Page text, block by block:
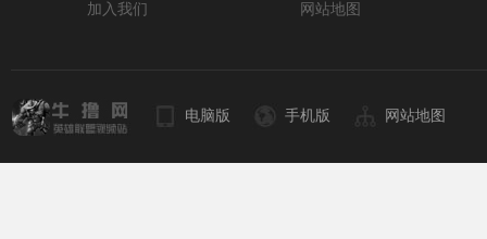
加入我们
网站地图
电脑版 手机版 网站地图